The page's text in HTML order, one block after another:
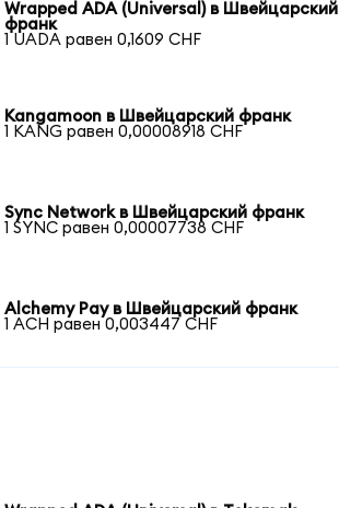
Wrapped ADA (Universal) в Швейцарский
франк
1 UADA равен 0,1609 CHF
Kangamoon в Швейцарский франк
1 KANG равен 0,00008918 CHF
Sync Network в Швейцарский франк
1 SYNC равен 0,00007738 CHF
Alchemy Pay в Швейцарский франк
1 ACH равен 0,003447 CHF